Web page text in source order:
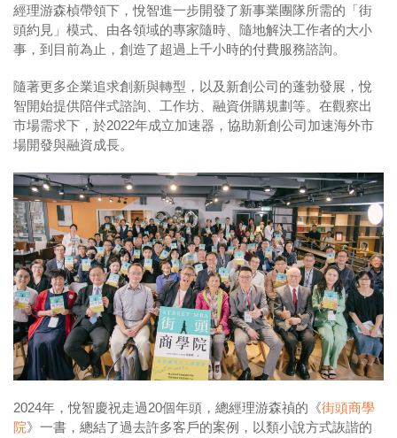
經理游森楨帶領下，悅智進一步開發了新事業團隊所需的「街
頭約見」模式、由各領域的專家隨時、隨地解決工作者的大小
事，到目前為止，創造了超過上千小時的付費服務諮詢。
隨著更多企業追求創新與轉型，以及新創公司的蓬勃發展，悅
智開始提供陪伴式諮詢、工作坊、融資併購規劃等。在觀察出
市場需求下，於2022年成立加速器，協助新創公司加速海外市
場開發與融資成長。
2024年，悅智慶祝走過20個年頭，總經理游森禎的《街頭商學
院》一書，總結了過去許多客戶的案例，以類小說方式詼諧的